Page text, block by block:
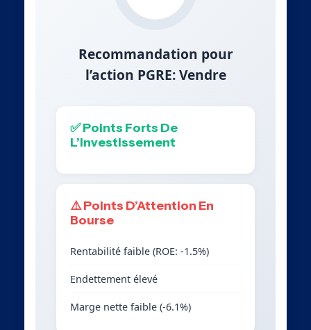
Recommandation pour
l’action PGRE: Vendre
✅ Points Forts De
L’Investissement
⚠️ Points D’Attention En
Bourse
Rentabilité faible (ROE: -1.5%)
Endettement élevé
Marge nette faible (-6.1%)